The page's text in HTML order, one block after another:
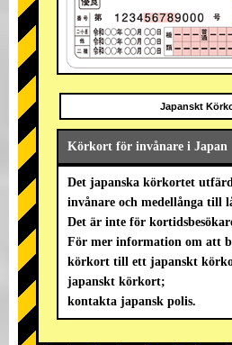
Japanskt
Körkort för invånare i Japan
Det japanska körkortet
invånare och medellånga till
Det är inte för
För mer information om att
körkort till ett japanskt
japanskt körkort;
kontakta japansk polis.